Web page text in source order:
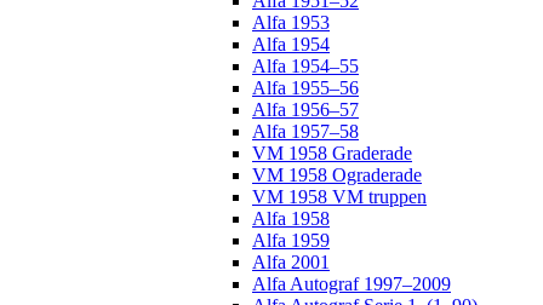
Alfa 1953
Alfa 1954
Alfa 1954–55
Alfa 1955–56
Alfa 1956–57
Alfa 1957–58
VM 1958 Graderade
VM 1958 Ograderade
VM 1958 VM truppen
Alfa 1958
Alfa 1959
Alfa 2001
Alfa Autograf 1997–2009